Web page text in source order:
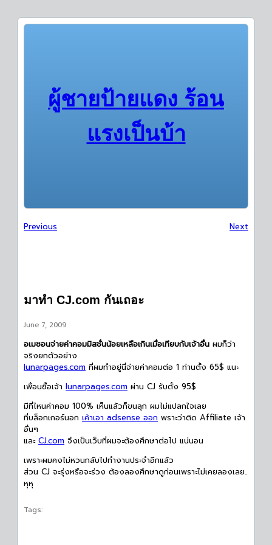
ผู้ชายป้ายแดง ร้อน
แรงเป็นบ้า
Previous Next
มาทำ CJ.com กันเถอะ
June 7, 2009
อเมซอนจ่ายค่าคอมมิสชั่นน้อยเหลือเกินเมื่อเทียบกับเจ้าอื่น ผมก็ว่า
จริงยกตัวอย่าง
lunarpages.com ที่ผมทำอยู่นี่จ่ายค่าคอมต่อ 1 ท่านตั้ง 65$ แนะ
เพื่อนซื้อเจ้า lunarpages.com ผ่าน CJ รับตั้ง 95$
มีที่ไหนค่าคอม 100% เห็นแล้วก็ขนลุก ผมไม่แปลกใจเลย
ที่บล็อกเกอร์นอก เค้าเอา adsense ออก พราะว่าติด Affiliate เจ้า
อื่นๆ
และ CJ.com จึงเป็นเว็บที่ผมจะต้องศึกษาต่อไป แน่นอน
เพราะผมคงไม่หวนกลับไปทำงานประจำอีกแล้ว
ส่วน CJ จะรุ่งหรือจะร่วง ต้องลองศึกษาดูก่อนเพราะไม่เคยลองเลย..
หุหุ
Tags: